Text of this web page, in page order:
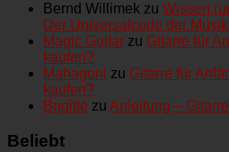
Bernd Willimek zu Wissen
Der Universalcode der Musik
Magic Guitar zu Gitarre für
kaufen?
Mahagoni zu Gitarre für
kaufen?
Brigitte zu Anleitung –
Beliebt